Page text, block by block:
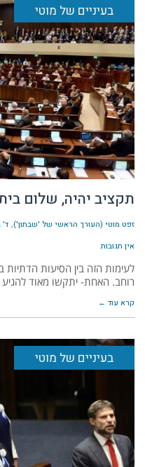
בעיניים של מוטי
תקציב יהיה, שלום
זפט מוטי (העורך הראשי של 'שבתון') ד׳
אין תגובות
לעימות הזה בין הסיעות
רוחב. האחת- יתקשו מאוד
קרא עוד ←
בעיניים של מוטי